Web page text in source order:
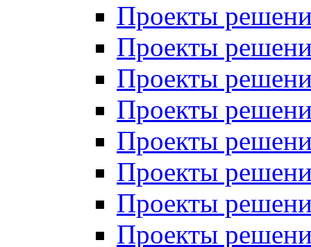
Проекты
Проекты
Проекты
Проекты
Проекты
Проекты
Проекты
Проекты